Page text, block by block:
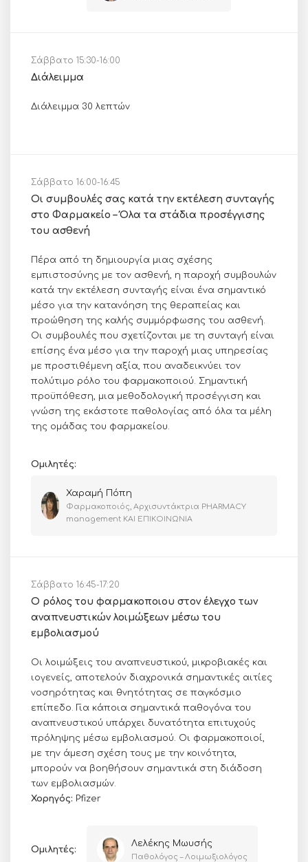
Σάββατο 15:30-16:00
Διάλειμμα
Διάλειμμα 30 λεπτών
Σάββατο 16:00-16:45
Οι συμβουλές σας κατά την εκτέλεση συνταγής
στο Φαρμακείο – Όλα τα στάδια προσέγγισης
του ασθενή
Πέρα από τη δημιουργία μιας σχέσης
εμπιστοσύνης με τον ασθενή, η παροχή συμβουλών
κατά την εκτέλεση συνταγής είναι ένα σημαντικό
μέσο για την κατανόηση της θεραπείας και
προώθηση της καλής συμμόρφωσης του ασθενή.
Οι συμβουλές που σχετίζονται με τη συνταγή είναι
επίσης ένα μέσο για την παροχή μιας υπηρεσίας
με προστιθέμενη αξία, που αναδεικνύει τον
πολύτιμο ρόλο του φαρμακοποιού. Σημαντική
προϋπόθεση, μια μεθοδολογική προσέγγιση και
γνώση της εκάστοτε παθολογίας από όλα τα μέλη
της ομάδας του φαρμακείου.
Ομιλητές:
Χαραμή Πόπη
Φαρμακοποιός, Αρχισυντάκτρια PHARMACY
management ΚΑΙ ΕΠΙΚΟΙΝΩΝΙΑ
Σάββατο 16:45-17:20
Ο ρόλος του φαρμακοποιου στον έλεγχο των
αναπνευστικών λοιμώξεων μέσω του
εμβολιασμού
Οι λοιμώξεις του αναπνευστικού, μικροβιακές και
ιογενείς, αποτελούν διαχρονικά σημαντικές αιτίες
νοσηρότητας και θνητότητας σε παγκόσμιο
επίπεδο. Για κάποια σημαντικά παθογόνα του
αναπνευστικού υπάρχει δυνατότητα επιτυχούς
πρόληψης μέσω εμβολιασμού. Οι φαρμακοποιοί,
με την άμεση σχέση τους με την κοινότητα,
μπορούν να βοηθήσουν σημαντικά στη διάδοση
των εμβολιασμών.
Χορηγός: Pfizer
Ομιλητές:
Λελέκης Μωυσής
Παθολόγος – Λοιμωξιολόγος